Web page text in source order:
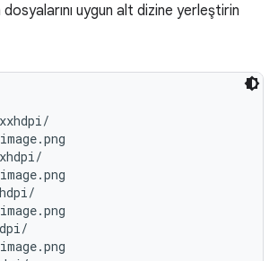
uygun alt dizine yerleştirin